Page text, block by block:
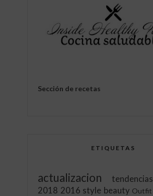
Sección de recetas
ETIQUETAS
actualizacion tendencias
2018 2016 style beauty Outfit